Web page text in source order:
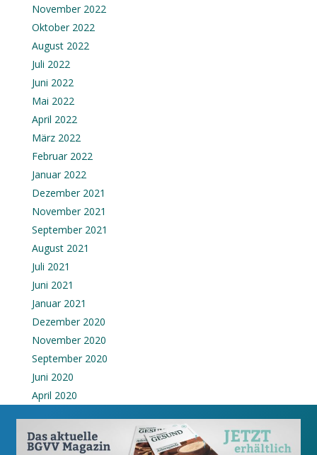
November 2022
Oktober 2022
August 2022
Juli 2022
Juni 2022
Mai 2022
April 2022
März 2022
Februar 2022
Januar 2022
Dezember 2021
November 2021
September 2021
August 2021
Juli 2021
Juni 2021
Januar 2021
Dezember 2020
November 2020
September 2020
Juni 2020
April 2020